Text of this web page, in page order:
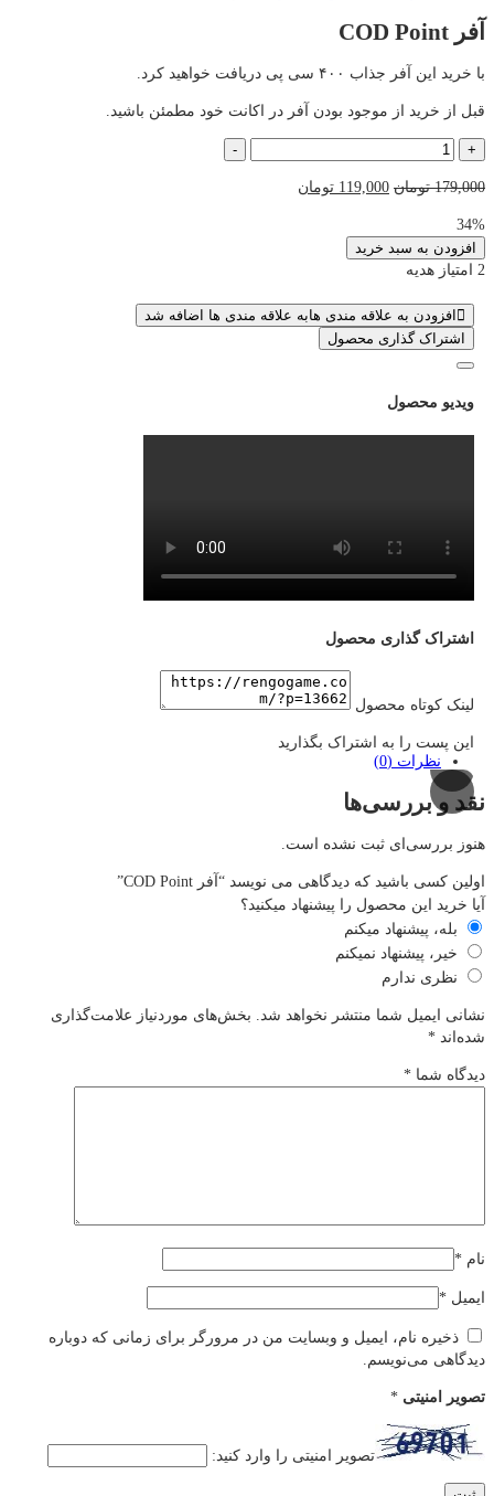
آفر COD Point
با خرید این آفر جذاب ۴۰۰ سی پی دریافت خواهید کرد.
قبل از خرید از موجود بودن آفر در اکانت خود مطمئن باشید.
+
آفر
Point
-
179,000 تومان قیمت
بود.
119,000 تومان
34%
افزودن به سبد خرید
2 امتیاز هدیه
افزودن به علاقه مندی هابه علاقه مندی ها اضافه شد
اشتراک گذاری محصول
ویدیو محصول
اشتراک گذاری محصول
لینک کوتاه محصول
این پست را به اشتراک بگذارید
نظرات (0)
نقد و بررسی‌ها
هنوز بررسی‌ای ثبت نشده است.
اولین کسی باشید که دیدگاهی می نویسد “آفر COD Point”
آیا خرید این محصول را پیشنهاد میکنید؟
بله، پیشنهاد میکنم
خیر، پیشنهاد نمیکنم
نظری ندارم
نشانی ایمیل شما منتشر نخواهد شد.
بخش‌های موردنیاز علامت‌گذاری
شده‌اند *
دیدگاه شما *
نام *
ایمیل *
ذخیره نام، ایمیل و وبسایت من در مرورگر برای زمانی که دوباره
دیدگاهی می‌نویسم.
تصویر امنیتی *
تصویر امنیتی را وارد کنید: